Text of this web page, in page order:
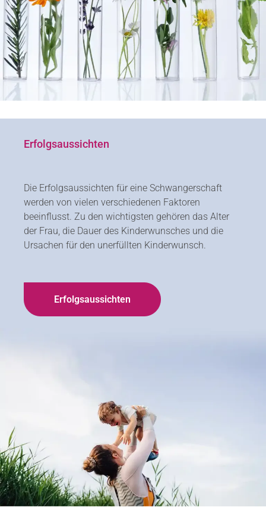
Erfolgsaussichten
Die Erfolgsaussichten für eine Schwangerschaft
werden von vielen verschiedenen Faktoren
beeinflusst. Zu den wichtigsten gehören das Alter
der Frau, die Dauer des Kinderwunsches und die
Ursachen für den unerfüllten Kinderwunsch.
Erfolgsaussichten